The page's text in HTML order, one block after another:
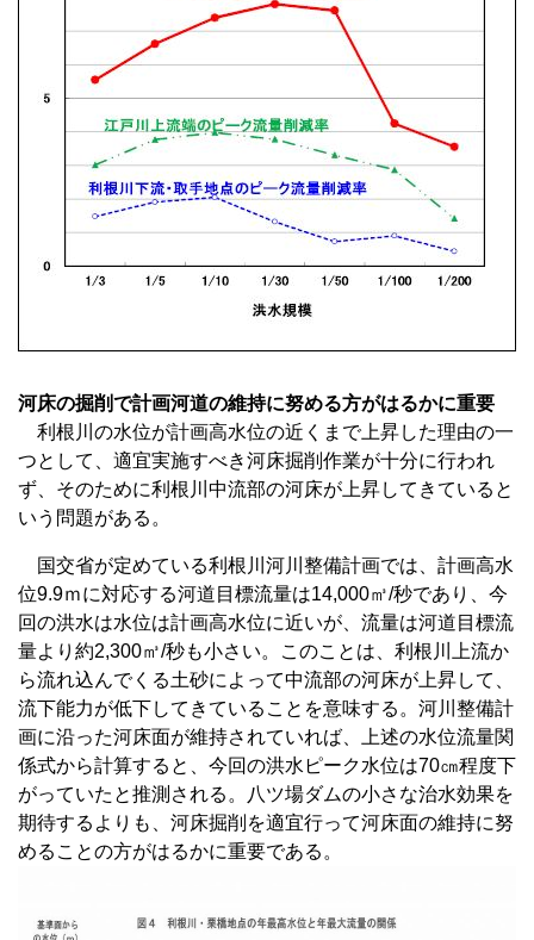
河床の掘削で計画河道の維持に努める方がはるかに重要
利根川の水位が計画高水位の近くまで上昇した理由の一
つとして、適宜実施すべき河床掘削作業が十分に行われ
ず、そのために利根川中流部の河床が上昇してきていると
いう問題がある。
国交省が定めている利根川河川整備計画では、計画高水
位9.9ｍに対応する河道目標流量は14,000㎥/秒であり、今
回の洪水は水位は計画高水位に近いが、流量は河道目標流
量より約2,300㎥/秒も小さい。このことは、利根川上流か
ら流れ込んでくる土砂によって中流部の河床が上昇して、
流下能力が低下してきていることを意味する。河川整備計
画に沿った河床面が維持されていれば、上述の水位流量関
係式から計算すると、今回の洪水ピーク水位は70㎝程度下
がっていたと推測される。八ツ場ダムの小さな治水効果を
期待するよりも、河床掘削を適宜行って河床面の維持に努
めることの方がはるかに重要である。